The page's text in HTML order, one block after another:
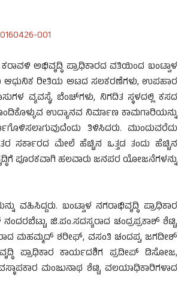
ಅಭಿವೃದ್ಧಿ ಪ್ರಾಧಿಕಾರದ ವತಿಯಿಂದ ಬಂಟ್ವಾಳ
ಆಧುನಿಕ ರೀತಿಯ ಅಟದ ಸಲಕರಣೆಗಳು, ಉಪಹಾರ
ವ್ಯವಸ್ಥೆ, ಬೆಂಚ್‍ಗಳು, ನಿಗದಿತ ಸ್ಥಳದಲ್ಲಿ ಕಸದ
ಉದ್ಯಾನವ ನಿರ್ಮಾಣ ಕಾಮಗಾರಿಯನ್ನು
ತಿಳಿಸಿದರು. ಮುಂದುವರೆದು
ಸರ್ಕಾರದ ಮೇಲೆ ಹೆಚ್ಚಿನ ಒತ್ತಡ ತಂದು ಹೆಚ್ಚಿನ
ಪೂರಕವಾಗಿ ಹಲವಾರು ಜನಪರ ಯೋಜನೆಗಳನ್ನು
ವಹಿಸಿದ್ದರು. ಬಂಟ್ವಾಳ ನಗರಾಭಿವೃದ್ಧಿ ಪ್ರಾಧಿಕಾರ
ಜಿ.ಪಂ.ಸದಸ್ಯರಾದ ಚಂದ್ರಪ್ರಕಾಶ್ ಶೆಟ್ಟಿ,
ಮಹಮ್ಮದ್ ಶರೀಫ್, ವಸಂತಿ ಚಂದಪ್ಪ, ಜಗದೀಶ್
ಪ್ರಾಧಿಕಾರ ಕಾರ್ಯದಶಿಗ ಪ್ರದೀಪ್ ಡಿಸೋಜ,
ಮಂಜುನಾಥ ಶೆಟ್ಟಿ, ವಲಯಾಧಿಕಾರಿಗಳಾದ